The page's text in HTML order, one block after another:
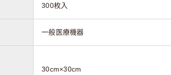
300枚入
一般医療機器
30cm×30cm